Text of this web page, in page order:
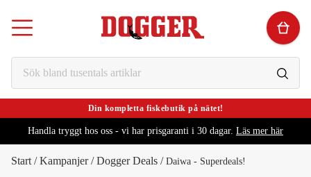
Din kompletta fiskebutik på nätet!
Handla tryggt hos oss - vi har prisgaranti i 30 dagar. Läs mer här
Start /Kampanjer/Dogger Deals / Daiwa - Superdeals!